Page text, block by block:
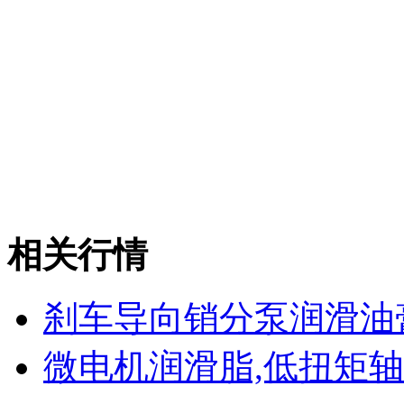
相关行情
刹车导向销分泵润滑油
微电机润滑脂,低扭矩